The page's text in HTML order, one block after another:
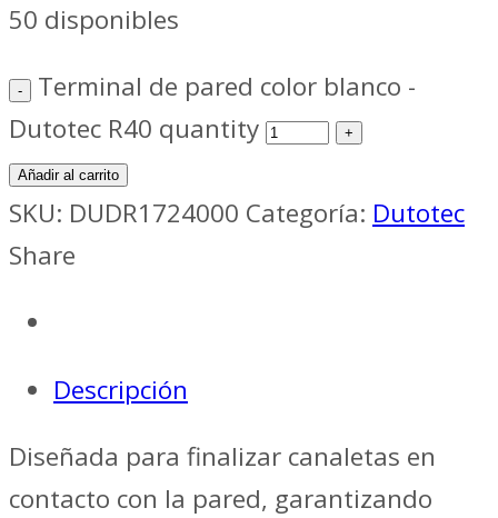
50 disponibles
Terminal de pared color blanco -
Dutotec R40 quantity
Añadir al carrito
SKU: DUDR1724000 Categoría: Dutotec
Share
Descripción
Diseñada para finalizar canaletas en
contacto con la pared, garantizando